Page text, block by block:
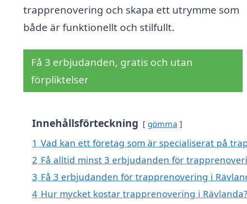
trapprenovering och skapa ett utrymme som
både är funktionellt och stilfullt.
Få 3 erbjudanden, gratis och utan
förpliktelser
Innehållsförteckning gömma
1 Vad kan ett företag som är specialiserat på
2 Få alltid minst 3 erbjudanden för
3 Få 3 erbjudanden för trapprenovering i
4 Hur mycket kostar trapprenovering i Rävlanda?